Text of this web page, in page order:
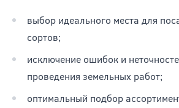
выбор идеального места для
сортов;
исключение ошибок и
проведения земельных работ;
оптимальный подбор